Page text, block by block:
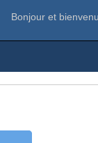
Bonjour et